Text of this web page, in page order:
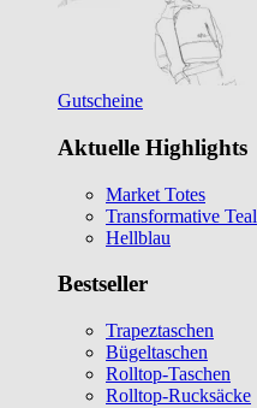
Gutscheine
Aktuelle Highlights
Market Totes
Transformative Teal
Hellblau
Bestseller
Trapeztaschen
Bügeltaschen
Rolltop-Taschen
Rolltop-Rucksäcke